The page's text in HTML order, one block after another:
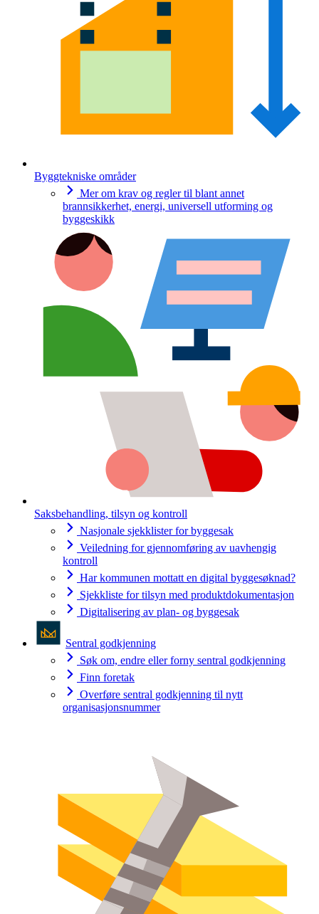
Byggtekniske områder
Mer om krav og regler til blant annet
brannsikkerhet, energi, universell utforming og
byggeskikk
Saksbehandling, tilsyn og kontroll
Nasjonale sjekklister for byggesak
Veiledning for gjennomføring av uavhengig
kontroll
Har kommunen mottatt en digital byggesøknad?
Sjekkliste for tilsyn med produktdokumentasjon
Digitalisering av plan- og byggesak
Sentral godkjenning
Søk om, endre eller forny sentral godkjenning
Finn foretak
Overføre sentral godkjenning til nytt
organisasjonsnummer